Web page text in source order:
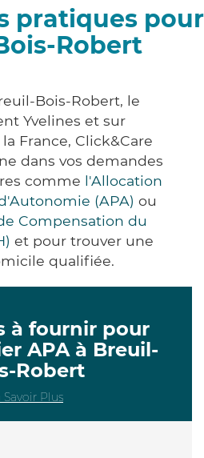
pratiques pour
Robert
Bois-Robert, le
Yvelines et sur
France, Click&Care
dans vos demandes
comme l'Allocation
(APA) ou
Compensation du
et pour trouver une
qualifiée.
à fournir pour
APA à Breuil-
Robert
Savoir Plus